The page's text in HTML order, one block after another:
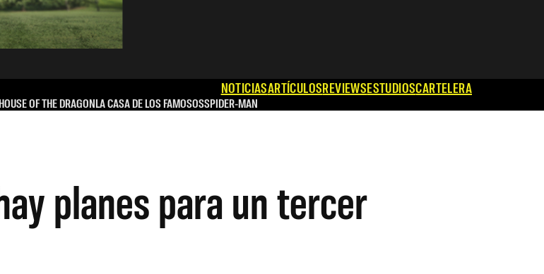
NOTICIASARTÍCULOSREVIEWSESTUDIOSCARTELERA
OF THE DRAGONLA CASA DE LOS FAMOSOSSPIDER-MAN
planes para un tercer